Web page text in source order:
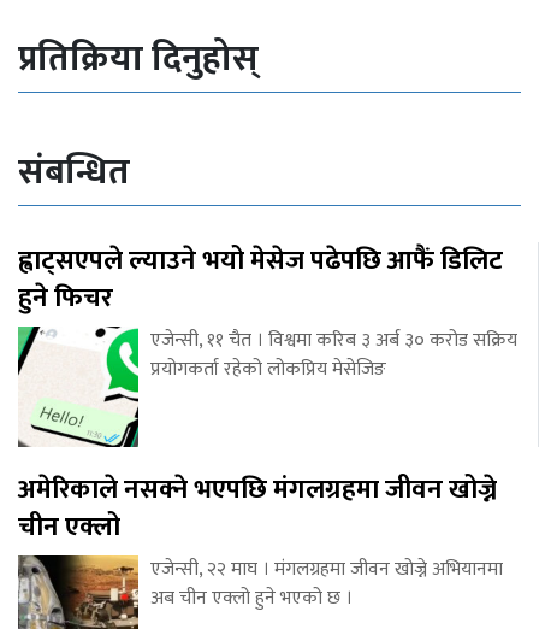
प्रतिक्रिया दिनुहोस्
संबन्धित
ह्वाट्सएपले ल्याउने भयो मेसेज पढेपछि आफैं डिलिट
हुने फिचर
एजेन्सी, ११ चैत । विश्वमा करिब ३ अर्ब ३० करोड सक्रिय
प्रयोगकर्ता रहेको लोकप्रिय मेसेजिङ
अमेरिकाले नसक्ने भएपछि मंगलग्रहमा जीवन खोज्ने
चीन एक्लो
एजेन्सी, २२ माघ । मंगलग्रहमा जीवन खोज्ने अभियानमा
अब चीन एक्लो हुने भएको छ ।